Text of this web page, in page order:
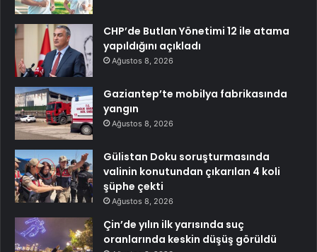
CHP’de Butlan Yönetimi 12 ile atama
yapıldığını açıkladı
Ağustos 8, 2026
Gaziantep’te mobilya fabrikasında
yangın
Ağustos 8, 2026
Gülistan Doku soruşturmasında
valinin konutundan çıkarılan 4 koli
şüphe çekti
Ağustos 8, 2026
Çin’de yılın ilk yarısında suç
oranlarında keskin düşüş görüldü